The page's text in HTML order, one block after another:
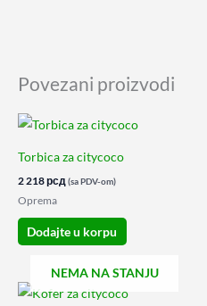
Povezani proizvodi
Torbica za citycoco
2 218рсд (sa PDV-om)
Oprema
Dodajte u korpu
NEMA NA STANJU